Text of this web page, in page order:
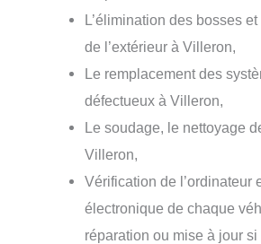
L’élimination des bosses
de l’extérieur à Villeron,
Le remplacement des
défectueux à Villeron,
Le soudage, le nettoyage
Villeron,
Vérification de l’ordinateur
électronique de chaque
réparation ou mise à jour